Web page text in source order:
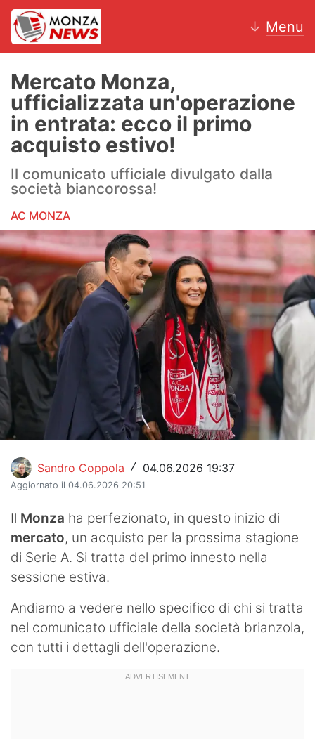
↓ Menu
News
AC Monza
Calcio
Motori
Volley
Hockey
Altri sport
Hockey
Pallanuoto
Pallamano
Altre
News
Turismo
Eventi
Mercato Monza,
ufficializzata un'operazione
in entrata: ecco il primo
acquisto estivo!
Il comunicato ufficiale divulgato dalla
società biancorossa!
AC MONZA
Sandro Coppola / 04.06.2026 19:37
Aggiornato il 04.06.2026 20:51
Il Monza ha perfezionato, in questo inizio di
mercato, un acquisto per la prossima stagione
di Serie A. Si tratta del primo innesto nella
sessione estiva.
Andiamo a vedere nello specifico di chi si tratta
nel comunicato ufficiale della società brianzola,
con tutti i dettagli dell'operazione.